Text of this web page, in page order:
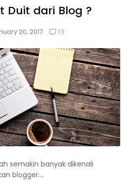
Duit dari Blog ?
20, 2017 13
semakin banyak dikenali
blogger....